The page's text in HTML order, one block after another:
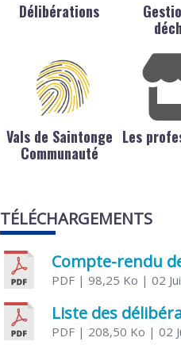
Délibérations
Vals de Saintonge
Communauté
Les
TÉLÉCHARGEMENTS
PDF | 98,25 Ko | 02
PDF | 208,50 Ko | 02